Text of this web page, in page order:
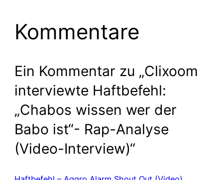
Kommentare
Ein Kommentar zu „Clixoom
interviewte Haftbefehl:
„Chabos wissen wer der
Babo ist“- Rap-Analyse
(Video-Interview)“